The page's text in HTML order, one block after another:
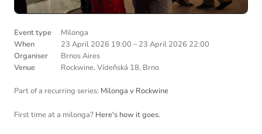
Event type
Milonga
When
23 April 2026 19:00 –23 April 2026 22:00
Organiser
Brnos Aires
Venue
Rockwine, Vídeňská 18, Brno
Part of a recurring series: Milonga v Rockwine
First time at a milonga? Here's how it goes.